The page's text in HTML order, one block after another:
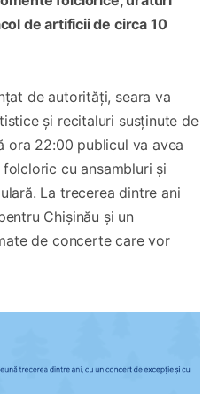
de artificii de circa 10
de autorități, seara va
și recitaluri susținute de
ora 22:00 publicul va avea
cu ansambluri și
La trecerea dintre ani
Chișinău și un
de concerte care vor